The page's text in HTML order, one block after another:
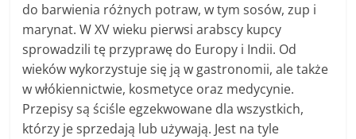
do barwienia różnych potraw, w tym sosów, zup i
marynat. W XV wieku pierwsi arabscy kupcy
sprowadzili tę przyprawę do Europy i Indii. Od
wieków wykorzystuje się ją w gastronomii, ale także
w włókiennictwie, kosmetyce oraz medycynie.
Przepisy są ściśle egzekwowane dla wszystkich,
którzy je sprzedają lub używają. Jest na tyle